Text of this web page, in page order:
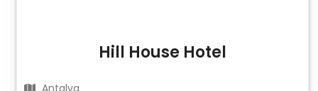
Hill House Hotel
Antalya